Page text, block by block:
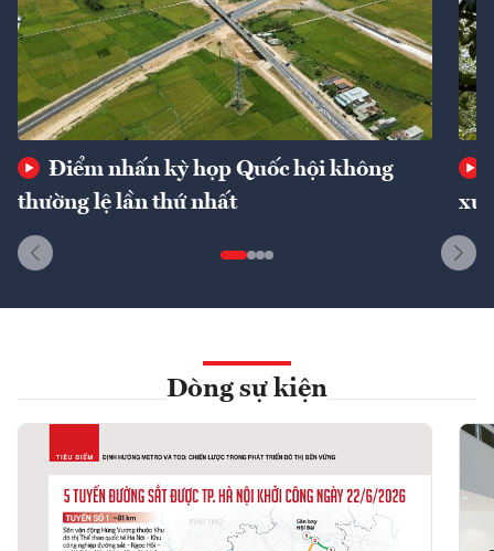
Điểm nhấn kỳ họp Quốc hội không
thường lệ lần thứ nhất
Dòng sự kiện